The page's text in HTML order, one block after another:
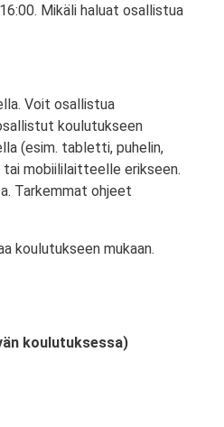
Mikäli haluat osallistua
Voit osallistua
koulutukseen
(esim. tabletti, puhelin,
mobiililaitteelle erikseen.
Tarkemmat ohjeet
koulutukseen mukaan.
koulutuksessa)